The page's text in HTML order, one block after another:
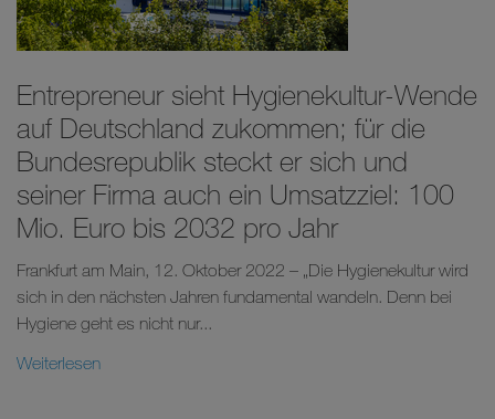
Entrepreneur sieht Hygienekultur-Wende
auf Deutschland zukommen; für die
Bundesrepublik steckt er sich und
seiner Firma auch ein Umsatzziel: 100
Mio. Euro bis 2032 pro Jahr
Frankfurt am Main, 12. Oktober 2022 – „Die Hygienekultur wird
sich in den nächsten Jahren fundamental wandeln. Denn bei
Hygiene geht es nicht nur...
Weiterlesen